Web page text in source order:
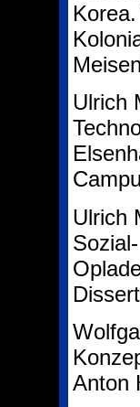
Ulrich
Ulrich
Anton